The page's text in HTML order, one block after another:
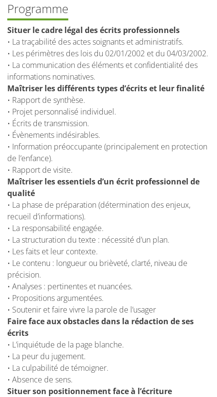
Programme
Situer le cadre légal des écrits professionnels
• La traçabilité des actes soignants et administratifs.
• Les périmètres des lois du 02/01/2002 et du 04/03/2002.
• La communication des éléments et confidentialité des
informations nominatives.
Maîtriser les différents types d’écrits et leur finalité
• Rapport de synthèse.
• Projet personnalisé individuel.
• Écrits de transmission.
• Évènements indésirables.
• Information préoccupante (principalement en protection
de l’enfance).
• Rapport de visite.
Maîtriser les essentiels d’un écrit professionnel de
qualité
• La phase de préparation (détermination des enjeux,
recueil d’informations).
• La responsabilité engagée.
• La structuration du texte : nécessité d’un plan.
• Les faits et leur contexte.
• Le contenu : longueur ou brièveté, clarté, niveau de
précision.
• Analyses : pertinentes et nuancées.
• Propositions argumentées.
• Soutenir et faire vivre la parole de l’usager
Faire face aux obstacles dans la rédaction de ses
écrits
• L’inquiétude de la page blanche.
• La peur du jugement.
• La culpabilité de témoigner.
• Absence de sens.
Situer son positionnement face à l’écriture